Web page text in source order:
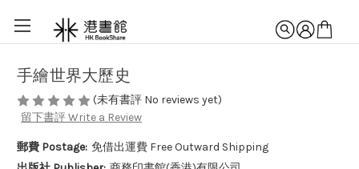
手繪世界大歷史
(未有書評 No reviews yet)
留下書評 Write a Review
郵費 Postage: 免借出運費 Free Outward Shipping